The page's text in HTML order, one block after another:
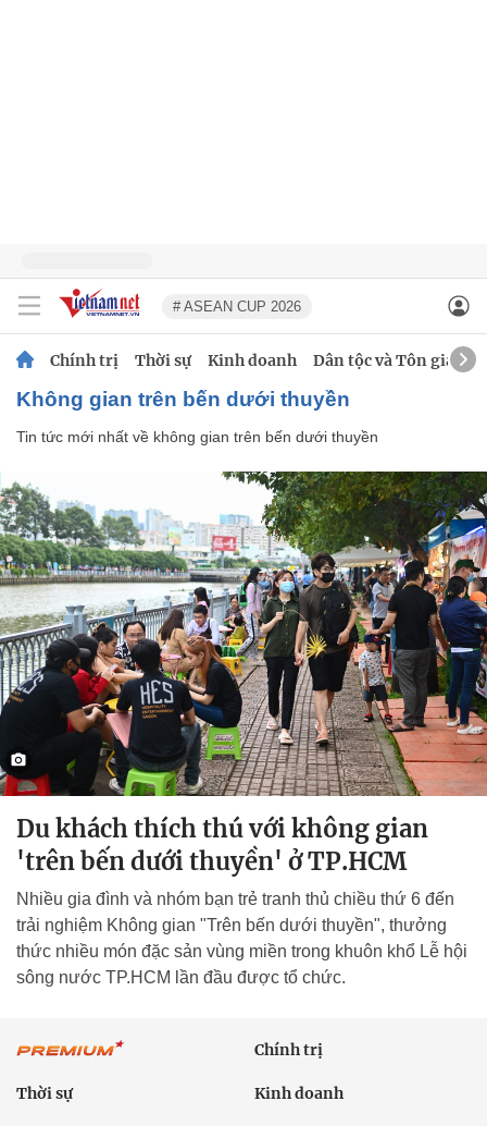
# ASEAN CUP 2026
Chính trị Thời sự Kinh doanh Dân tộc và Tôn giáo
không gian trên bến dưới thuyền
Tin tức mới nhất về không gian trên bến dưới thuyền
Du khách thích thú với không gian
'trên bến dưới thuyền' ở TP.HCM
Nhiều gia đình và nhóm bạn trẻ tranh thủ chiều thứ 6 đến
trải nghiệm Không gian "Trên bến dưới thuyền", thưởng
thức nhiều món đặc sản vùng miền trong khuôn khổ Lễ hội
sông nước TP.HCM lần đầu được tổ chức.
Chính trị
Thời sự Kinh doanh